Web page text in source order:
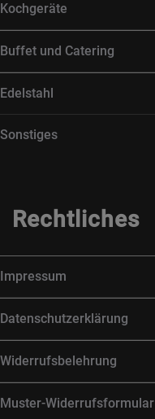
Kochgeräte
Buffet und Catering
Edelstahl
Sonstiges
Rechtliches
Impressum
Datenschutzerklärung
Widerrufsbelehrung
Muster-Widerrufsformular